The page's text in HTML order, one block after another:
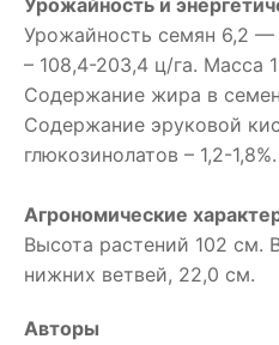
Урожайность и
Урожайность семян 6,2 —
– 108,4-203,4 ц/га. Масса
Содержание жира в
Содержание эруковой
глюкозинолатов – 1,2-1,8%.
Агрономические
Высота растений 102 см.
нижних ветвей, 22,0 см.
Авторы